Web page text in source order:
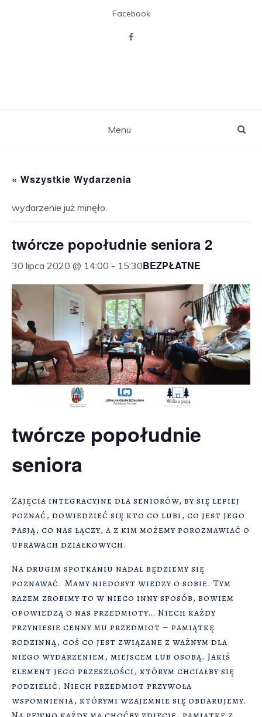
Facebook
rekreacji i aktywizacji.
Menu
« Wszystkie Wydarzenia
wydarzenie już minęło.
twórcze popołudnie seniora 2
30 lipca 2020 @ 14:00 - 15:30BEZPŁATNE
twórcze popołudnie
seniora
Zajęcia integracyjne dla seniorów, by się lepiej
poznać, dowiedzieć się kto co lubi, co jest jego
pasją, co nas łączy, a z kim możemy porozmawiać o
uprawach działkowych.
Na drugim spotkaniu nadal będziemy się
poznawać. Mamy niedosyt wiedzy o sobie. Tym
razem zrobimy to w nieco inny sposób, bowiem
opowiedzą o nas przedmioty… Niech każdy
przyniesie cenny mu przedmiot – pamiątkę
rodzinną, coś co jest związane z ważnym dla
niego wydarzeniem, miejscem lub osobą. Jakiś
element jego przeszłości, którym chciałby się
podzielić. Niech przedmiot przywoła
wspomnienia, którymi wzajemnie się obdarujemy.